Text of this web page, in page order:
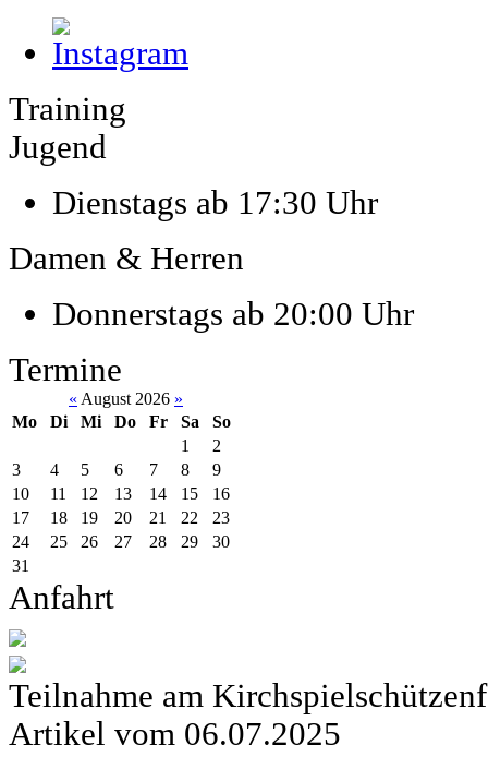
Training
Jugend
Dienstags ab 17:30 Uhr
Damen & Herren
Donnerstags ab 20:00 Uhr
Termine
« August 2026 »
Mo
Di Mi Do Fr Sa
So
1
2
3
4 5 6 7 8
9
10
11 12 13 14 15
16
17
18 19 20 21 22
23
24
25 26 27 28 29
30
31
Anfahrt
Teilnahme am
Artikel vom 06.07.2025